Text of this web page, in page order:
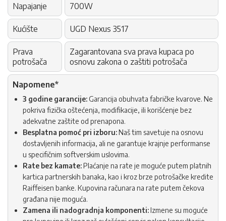
Napajanje 700W
Kućište UGD Nexus 3517
Prava
potrošača
Zagarantovana sva prava kupaca po
osnovu zakona o zaštiti potrošača
Napomene*
3 godine garancije:Garancija obuhvata fabričke kvarove. Ne
pokriva fizička oštećenja, modifikacije, ili korišćenje bez
adekvatne zaštite od prenapona.
Besplatna pomoć pri izboru:Naš tim savetuje na osnovu
dostavljenih informacija, ali ne garantuje krajnje performanse
u specifičnim softverskim uslovima.
Rate bez kamate:Plaćanje na rate je moguće putem platnih
kartica partnerskih banaka, kao i kroz brze potrošačke kredite
Raiffeisen banke. Kupovina računara na rate putem čekova
građana nije moguća.
Zamena ili nadogradnja komponenti:Izmene su moguće